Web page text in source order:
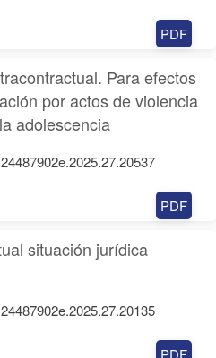
PDF
Para efectos
por actos de violencia
adolescencia
PDF
situación jurídica
PDF